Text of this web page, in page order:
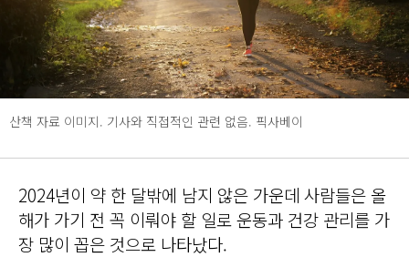
산책 자료 이미지. 기사와 직접적인 관련 없음. 픽사베이
2024년이 약 한 달밖에 남지 않은 가운데 사람들은 올
해가 가기 전 꼭 이뤄야 할 일로 운동과 건강 관리를 가
장 많이 꼽은 것으로 나타났다.